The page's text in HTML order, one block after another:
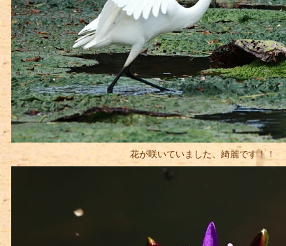
花が咲いていました、綺麗です！！